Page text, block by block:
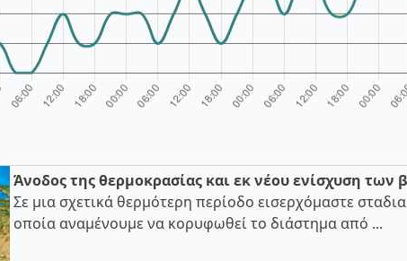
Άνοδος της θερμοκρασίας και εκ νέου ενίσχυση των
Σε μια σχετικά θερμότερη περίοδο εισερχόμαστε
οποία αναμένουμε να κορυφωθεί το διάστημα από ...